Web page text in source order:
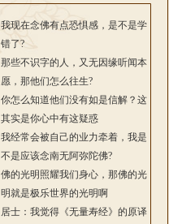
我现在念佛有点恐惧感，是不是学
错了?
那些不识字的人，又无因缘听闻本
愿，那他们怎么往生?
你怎么知道他们没有如是信解？这
其实是你心中有这疑惑
我经常会被自己的业力牵着，我是
不是应该念南无阿弥陀佛?
佛的光明照耀我们身心，那佛的光
明就是极乐世界的光明啊
居士：我觉得《无量寿经》的原译